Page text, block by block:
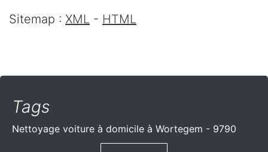
Sitemap : XML - HTML
Tags
Nettoyage voiture à domicile à Wortegem - 9790